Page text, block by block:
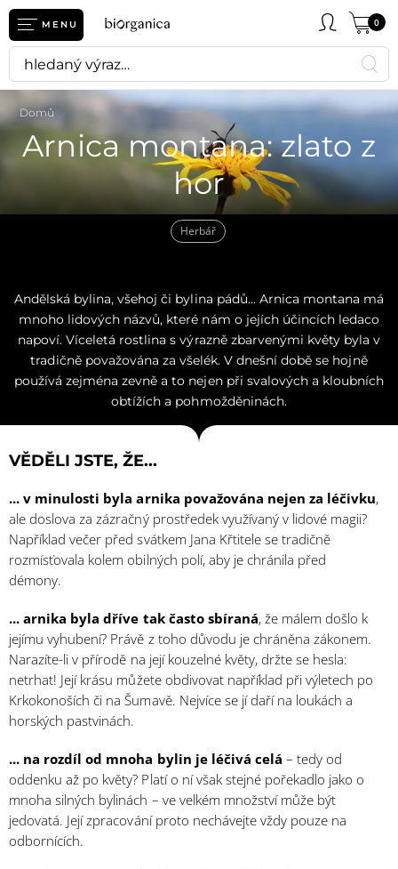
MENU 0
Domů
Arnica montana: zlato z
hor
Herbář
Andělská bylina, všehoj či bylina pádů... Arnica montana má
mnoho lidových názvů, které nám o jejích účincích ledaco
napoví. Víceletá rostlina s výrazně zbarvenými květy byla v
tradičně považována za všelék. V dnešní době se hojně
používá zejména zevně a to nejen při svalových a kloubních
obtížích a pohmožděninách.
VĚDĚLI JSTE, ŽE...
... v minulosti byla arnika považována nejen za léčivku,
ale doslova za zázračný prostředek využívaný v lidové magii?
Například večer před svátkem Jana Křtitele se tradičně
rozmísťovala kolem obilných polí, aby je chránila před
démony.
... arnika byla dříve tak často sbíraná, že málem došlo k
jejímu vyhubení? Právě z toho důvodu je chráněna zákonem.
Narazíte-li v přírodě na její kouzelné květy, držte se hesla:
netrhat! Její krásu můžete obdivovat například při výletech po
Krkokonoších či na Šumavě. Nejvíce se jí daří na loukách a
horských pastvinách.
... na rozdíl od mnoha bylin je léčivá celá – tedy od
oddenku až po květy? Platí o ní však stejné pořekadlo jako o
mnoha silných bylinách – ve velkém množství může být
jedovatá. Její zpracování proto nechávejte vždy pouze na
odbornících.